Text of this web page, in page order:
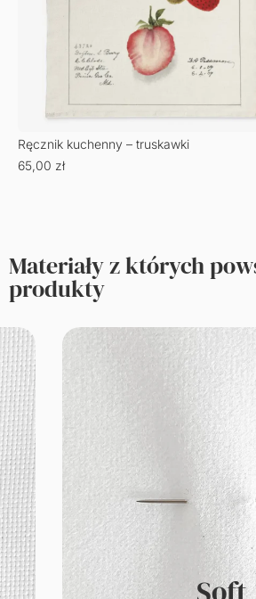
Ręcznik kuchenny – truskawki
65,00 zł
Materiały z których
produkty